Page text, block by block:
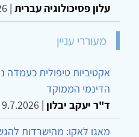
עלון פסיכולוגיה עברית |
מעוררי עניין
אקטיביות טיפולית כעמדה
הדינמי הממוקד
ד"ר יעקב יבלון |
9.7.2026
מאגו לאקו: מהישרדות